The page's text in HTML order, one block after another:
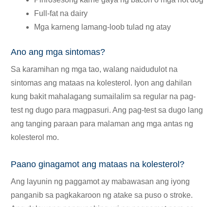
Full-fat na dairy
Mga karneng lamang-loob tulad ng atay
Ano ang mga sintomas?
Sa karamihan ng mga tao, walang naidudulot na
sintomas ang mataas na kolesterol. Iyon ang dahilan
kung bakit mahalagang sumailalim sa regular na pag-
test ng dugo para magpasuri. Ang pag-test sa dugo lang
ang tanging paraan para malaman ang mga antas ng
kolesterol mo.
Paano ginagamot ang mataas na kolesterol?
Ang layunin ng paggamot ay mabawasan ang iyong
panganib sa pagkakaroon ng atake sa puso o stroke.